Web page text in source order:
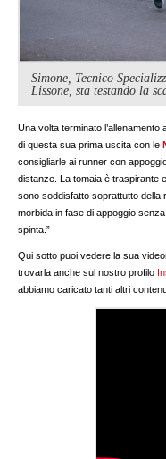
Simone, Tecnico
Lissone, sta testando la
Una volta terminato l’allenamento
di questa sua prima uscita con le
consigliarle ai runner con
distanze. La tomaia è traspirante
sono soddisfatto soprattutto
morbida in fase di appoggio
spinta.”
Qui sotto puoi vedere la sua
trovarla anche sul nostro profilo
abbiamo caricato tanti altri